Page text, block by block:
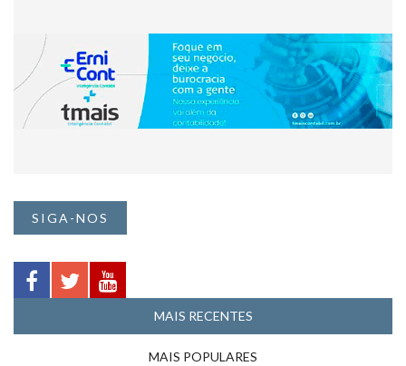
SIGA-NOS
MAIS RECENTES
MAIS POPULARES